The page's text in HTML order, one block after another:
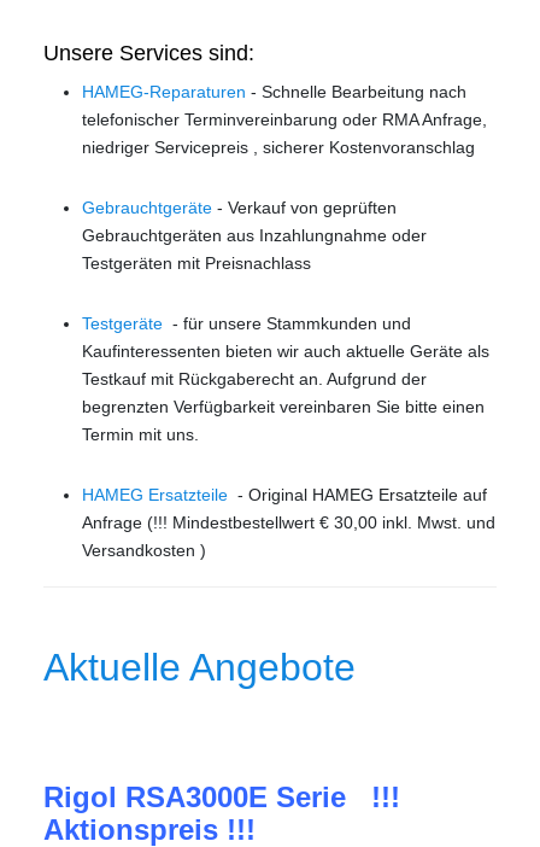
Unsere Services sind:
HAMEG-Reparaturen - Schnelle Bearbeitung nach
telefonischer Terminvereinbarung oder RMA Anfrage,
niedriger Servicepreis , sicherer Kostenvoranschlag
Gebrauchtgeräte - Verkauf von geprüften
Gebrauchtgeräten aus Inzahlungnahme oder
Testgeräten mit Preisnachlass
Testgeräte - für unsere Stammkunden und
Kaufinteressenten bieten wir auch aktuelle Geräte als
Testkauf mit Rückgaberecht an. Aufgrund der
begrenzten Verfügbarkeit vereinbaren Sie bitte einen
Termin mit uns.
HAMEG Ersatzteile - Original HAMEG Ersatzteile auf
Anfrage (!!! Mindestbestellwert € 30,00 inkl. Mwst. und
Versandkosten )
Aktuelle Angebote
Rigol RSA3000E Serie !!!
Aktionspreis !!!